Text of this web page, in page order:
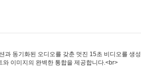
과 동기화된 오디오를 갖춘 멋진 15초 비디오를 생성
이미지의 완벽한 통합을 제공합니다.<br>